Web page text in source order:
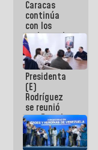
Caracas
continúa
con los
trabajos de
mantenimiento
e inspección
en la Línea 2
Presidenta
(E)
Rodríguez
se reunió
con Estado
Mayor
Eléctrico